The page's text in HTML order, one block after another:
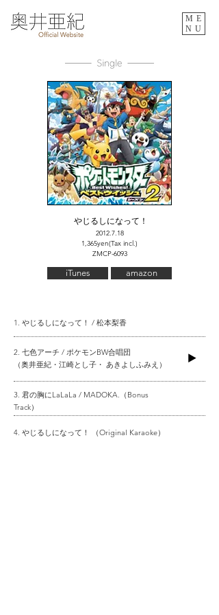
ME
NU
やじるしになって！
2012.7.18
1,365yen(Tax incl.)
ZMCP-6093
iTunes amazon
1. やじるしになって！ / 松本梨香
2. 七色アーチ / ポケモンBW合唱団
（奥井亜紀・江崎とし子・ あきよしふみえ）
3. 君の胸にLaLaLa / MADOKA.（Bonus
Track）
4. やじるしになって！ （Original Karaoke）